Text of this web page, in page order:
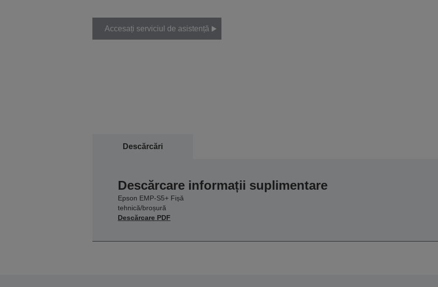
Accesați serviciul de asistență
Descărcări
Descărcare informații suplimentare
Epson EMP-S5+ Fișă
tehnică/broșură
Descărcare PDF